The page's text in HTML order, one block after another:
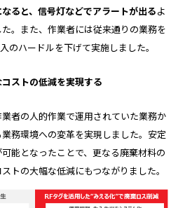
ると、信号灯などでアラートが出るよ
。また、作業者には従来通りの業務を
のハードルを下げて実施しました。
コストの低減を実現する
者の人的作業で運用されていた業務か
務環境への変革を実現しました。安定
能となったことで、更なる廃棄材料の
トの大幅な低減にもつながりました。